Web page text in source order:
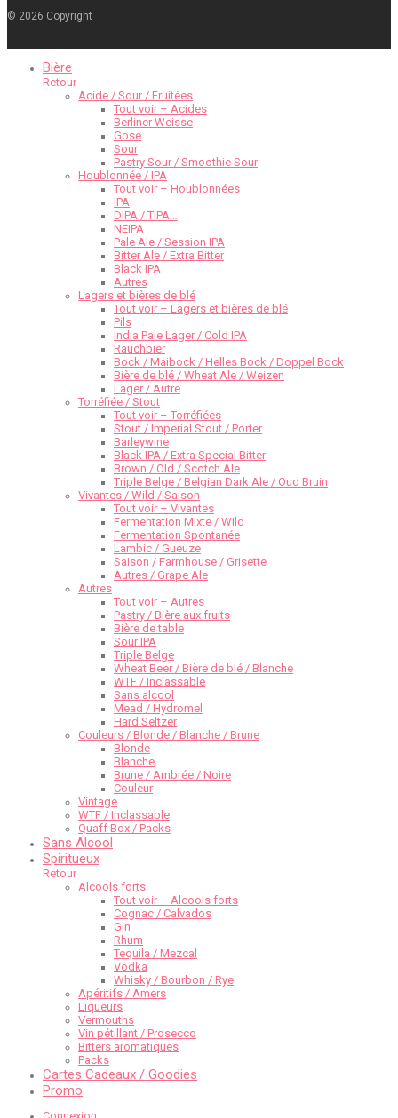
© 2026 Copyright
Bière
Retour
Acide / Sour / Fruitées
Tout voir – Acides
Berliner Weisse
Gose
Sour
Pastry Sour / Smoothie Sour
Houblonnée / IPA
Tout voir – Houblonnées
IPA
DIPA / TIPA…
NEIPA
Pale Ale / Session IPA
Bitter Ale / Extra Bitter
Black IPA
Autres
Lagers et bières de blé
Tout voir – Lagers et bières de blé
Pils
India Pale Lager / Cold IPA
Rauchbier
Bock / Maibock / Helles Bock / Doppel Bock
Bière de blé / Wheat Ale / Weizen
Lager / Autre
Torréfiée / Stout
Tout voir – Torréfiées
Stout / Imperial Stout / Porter
Barleywine
Black IPA / Extra Special Bitter
Brown / Old / Scotch Ale
Triple Belge / Belgian Dark Ale / Oud Bruin
Vivantes / Wild / Saison
Tout voir – Vivantes
Fermentation Mixte / Wild
Fermentation Spontanée
Lambic / Gueuze
Saison / Farmhouse / Grisette
Autres / Grape Ale
Autres
Tout voir – Autres
Pastry / Bière aux fruits
Bière de table
Sour IPA
Triple Belge
Wheat Beer / Bière de blé / Blanche
WTF / Inclassable
Sans alcool
Mead / Hydromel
Hard Seltzer
Couleurs / Blonde / Blanche / Brune
Blonde
Blanche
Brune / Ambrée / Noire
Couleur
Vintage
WTF / Inclassable
Quaff Box / Packs
Sans Alcool
Spiritueux
Retour
Alcools forts
Tout voir – Alcools forts
Cognac / Calvados
Gin
Rhum
Tequila / Mezcal
Vodka
Whisky / Bourbon / Rye
Apéritifs / Amers
Liqueurs
Vermouths
Vin pétillant / Prosecco
Bitters aromatiques
Packs
Cartes Cadeaux / Goodies
Promo